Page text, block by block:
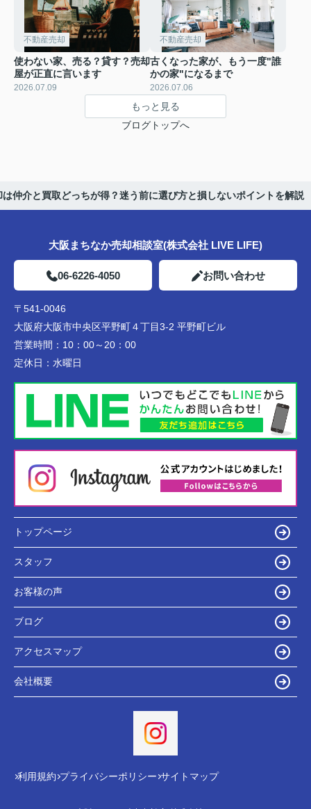
不動産売却
使わない家、売る？貸す？売却
屋が正直に言います
2026.07.09
不動産売却
古くなった家が、もう一度"誰
かの家"になるまで
2026.07.06
もっと見る
ブログトップへ
仲介と買取どっちが得？迷う前に選び方と損しないポイントを解説
大阪まちなか売却相談室(株式会社 LIVE LIFE)
06-6226-4050 お問い合わせ
〒541-0046
大阪府大阪市中央区平野町４丁目3-2 平野町ビル
営業時間： 10：00～20：00
定休日： 水曜日
トップページ
スタッフ
お客様の声
ブログ
アクセスマップ
会社概要
利用規約 プライバシーポリシー サイトマップ